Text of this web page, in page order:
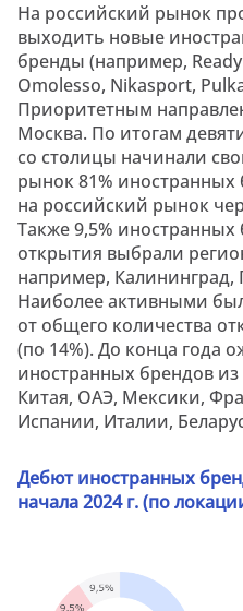
На российский рынок
выходить новые
бренды (например,
Omolesso, Nikasport,
Приоритетным
Москва. По итогам
со столицы начинали
рынок 81%
на российский рынок
Также 9,5% иностранных
открытия выбрали
например,
Наиболее активными
от общего количества
(по 14%). До конца года
иностранных брендов
Китая, ОАЭ, Мексики,
Испании, Италии,
Дебют иностранных
начала 2024 г. (по